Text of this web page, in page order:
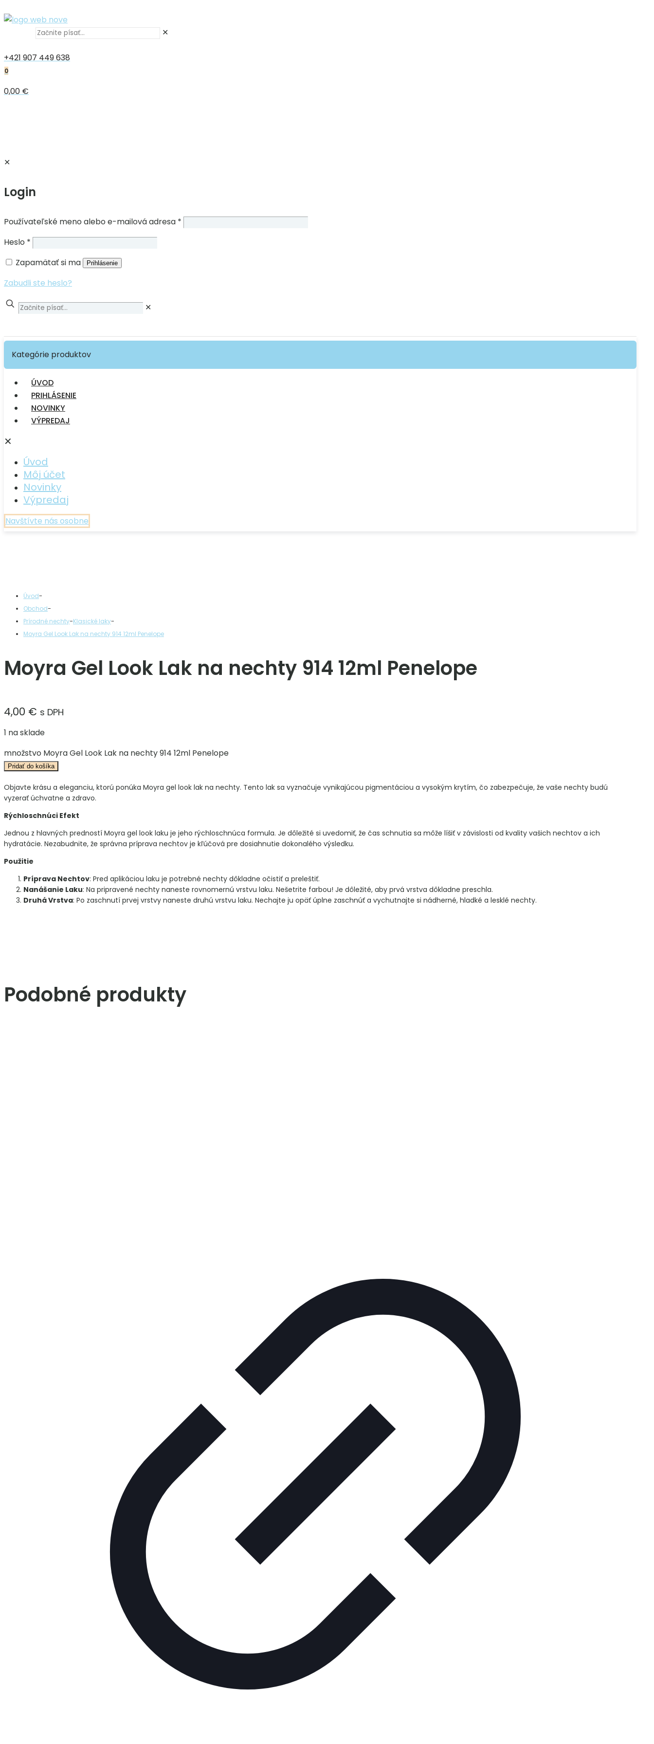
✕
+421 907 449 638
0
0,00 €
✕
Login
Používateľské meno alebo e-mailová adresa *
Heslo *
Zapamätať si ma
Prihlásenie
Zabudli ste heslo?
✕
Kategórie produktov
ÚVOD
PRIHLÁSENIE
NOVINKY
VÝPREDAJ
✕
Úvod
Môj účet
Novinky
Výpredaj
Navštívte nás osobne
Úvod-
Obchod-
Prírodné nechty-Klasické laky-
Moyra Gel Look Lak na nechty 914 12ml Penelope
Moyra Gel Look Lak na nechty 914 12ml Penelope
4,00 € s DPH
1 na sklade
množstvo Moyra Gel Look Lak na nechty 914 12ml Penelope
Pridať do košíka
Objavte krásu a eleganciu, ktorú ponúka Moyra gel look lak na nechty. Tento lak sa vyznačuje vynikajúcou pigmentáciou a vysokým krytím, čo zabezpečuje, že vaše nechty budú
vyzerať úchvatne a zdravo.
Rýchloschnúci Efekt
Jednou z hlavných predností Moyra gel look laku je jeho rýchloschnúca formula. Je dôležité si uvedomiť, že čas schnutia sa môže líšiť v závislosti od kvality vašich nechtov a ich
hydratácie. Nezabudnite, že správna príprava nechtov je kľúčová pre dosiahnutie dokonalého výsledku.
Použitie
Príprava Nechtov: Pred aplikáciou laku je potrebné nechty dôkladne očistiť a preleštiť.
Nanášanie Laku: Na pripravené nechty naneste rovnomernú vrstvu laku. Nešetrite farbou! Je dôležité, aby prvá vrstva dôkladne preschla.
Druhá Vrstva: Po zaschnutí prvej vrstvy naneste druhú vrstvu laku. Nechajte ju opäť úplne zaschnúť a vychutnajte si nádherné, hladké a lesklé nechty.
Podobné produkty